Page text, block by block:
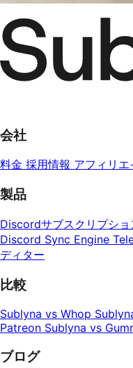
会社
料金 採用情報 アフィリエ
製品
Discordサブスクリプショ
Discord Sync Engine
ディター
比較
Sublyna vs Whop
Patreon Sublyna vs
ブログ